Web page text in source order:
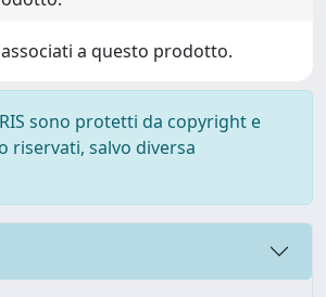
a questo prodotto.
sono protetti da copyright e
riservati, salvo diversa